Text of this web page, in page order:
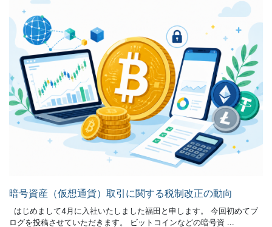
暗号資産（仮想通貨）取引に関する税制改正の動向
はじめまして4月に入社いたしました福田と申します。 今回初めてブ
ログを投稿させていただきます。 ビットコインなどの暗号資 ...